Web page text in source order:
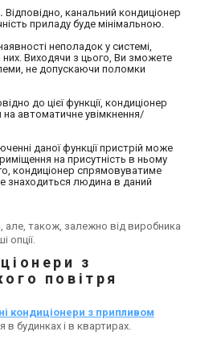
Відповідно, канальний кондиціонер
приладу буде мінімальною.
неполадок у системі,
них. Виходячи з цього, Ви зможете
не допускаючи поломки
до цієї функції, кондиціонер
автоматичне увімкнення/
даної функції пристрій може
на присутність в ньому
кондиціонер спрямовуватиме
знаходиться людина в даний
але, також, залежно від виробника
опції.
з
повітря
кондиціонери з припливом
будинках і в квартирах.